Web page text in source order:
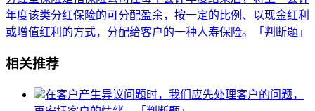
年度该类分红保险的可分配盈余，按一定的比例、以现金红利
或增值红利的方式，分配给客户的一种人寿保险。「判断题」
相关推荐
在客户产生异议问题时，我们应先处理客户的问题，